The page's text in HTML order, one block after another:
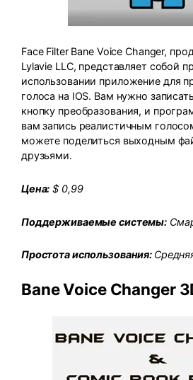
Face Filter Bane Voice Changer,
Lylavie LLC, представляет собой
использовании приложение для
голоса на IOS. Вам нужно
кнопку преобразования, и
вам запись реалистичным
можете поделиться выходным
друзьями.
Цена: $ 0,99
Поддерживаемые системы:
Простота использования:
Bane Voice Changer